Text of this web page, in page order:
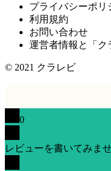
プライバシーポリ
利用規約
お問い合わせ
運営者情報と「ク
© 2021 クラレビ
0
レビューを書いてみま